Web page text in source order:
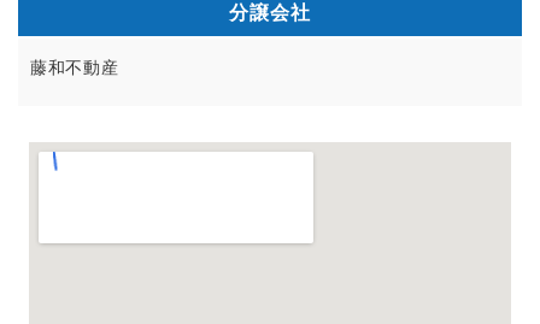
分譲会社
藤和不動産